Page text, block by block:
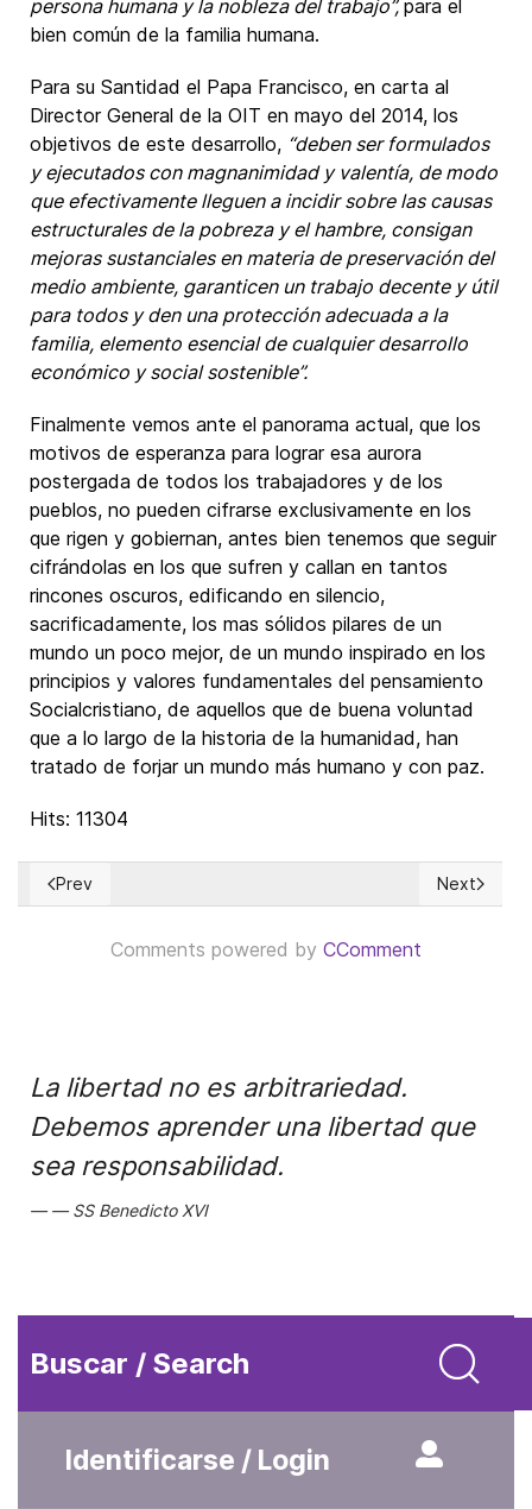
persona humana y la nobleza del trabajo”, para el
bien común de la familia humana.
Para su Santidad el Papa Francisco, en carta al
Director General de la OIT en mayo del 2014, los
objetivos de este desarrollo, “deben ser formulados
y ejecutados con magnanimidad y valentía, de modo
que efectivamente lleguen a incidir sobre las causas
estructurales de la pobreza y el hambre, consigan
mejoras sustanciales en materia de preservación del
medio ambiente, garanticen un trabajo decente y útil
para todos y den una protección adecuada a la
familia, elemento esencial de cualquier desarrollo
económico y social sostenible”.
Finalmente vemos ante el panorama actual, que los
motivos de esperanza para lograr esa aurora
postergada de todos los trabajadores y de los
pueblos, no pueden cifrarse exclusivamente en los
que rigen y gobiernan, antes bien tenemos que seguir
cifrándolas en los que sufren y callan en tantos
rincones oscuros, edificando en silencio,
sacrificadamente, los mas sólidos pilares de un
mundo un poco mejor, de un mundo inspirado en los
principios y valores fundamentales del pensamiento
Socialcristiano, de aquellos que de buena voluntad
que a lo largo de la historia de la humanidad, han
tratado de forjar un mundo más humano y con paz.
Hits: 11304
Previous article: Misión y Retos de la Sociedad Civil en el
Prev Next
Next
Comments powered by CComment
La libertad no es arbitrariedad.
Debemos aprender una libertad que
sea responsabilidad.
SS Benedicto XVI
Buscar / Search
Identificarse / Login